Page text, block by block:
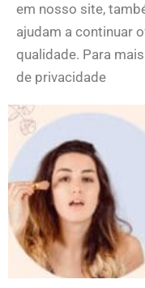
em nosso site,
ajudam a continuar
qualidade. Para
de privacidade